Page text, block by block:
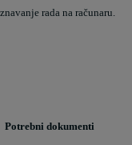
rada na računaru.
Potrebni dokumenti